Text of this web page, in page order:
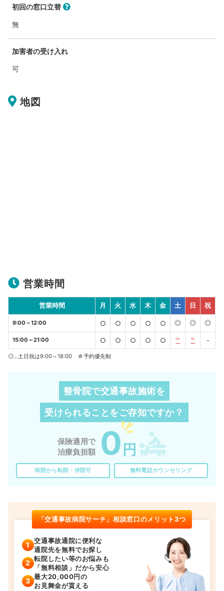
初回の窓口立替
無
加害者の受け入れ
可
地図
営業時間
営業時間 月 火 水 木 金 土 日 祝
9:00～12:00 ○ ○ ○ ○ ○ ◎ ◎ ◎
15:00～21:00 ○ ○ ○ ○ ○ ℡ ℡ -
◎…土日祝は9:00～18:00 ☆予約優先制
整骨院で交通事故施術を
受けられることをご存知ですか？
保険適用で
治療負担額
0 円
病院から転院・併院可 無料電話カウンセリング
「交通事故病院サーチ」相談窓口のメリット3つ
交通事故通院に便利な
通院先を無料でお探し
転院したい等のお悩みも
「無料相談」だから安心
最大20,000円の
お見舞金が貰える